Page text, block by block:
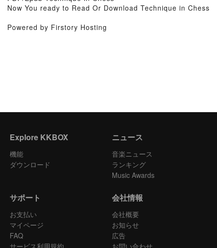
Now You ready to Read Or Download Technique in Chess
Powered by Firstory Hosting
Explore KKBOX
機能
ダウンロード
ニュース
音楽ニュース
ランキング
Music Awards
サポート
お支払い
マイページ
FAQ
サービス利用規約
会社情報
会社概要
お知らせ
広告
お問い合わせ